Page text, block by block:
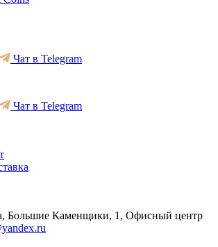
Чат в Telegram
Чат в Telegram
Большие Каменщики, 1, Офисный центр